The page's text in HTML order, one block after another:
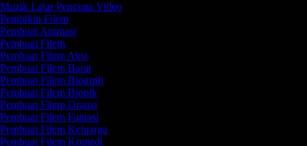
Latar Pencipta Video
Filem
Animasi
Filem
Filem Aksi
Filem Barat
Filem Biografi
Filem Biopik
Filem Drama
Filem Fantasi
Filem Keluarga
Filem Komedi